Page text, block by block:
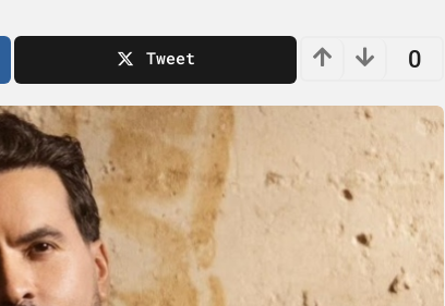
0
Tweet